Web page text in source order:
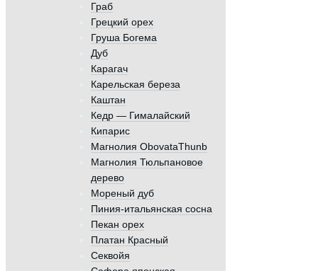
Граб
Грецкий орех
Груша Богема
Дуб
Карагач
Карельская береза
Каштан
Кедр — Гималайский
Кипарис
Магнолия ObovataThunb
Магнолия Тюльпановое
дерево
Мореный дуб
Пиния-итальянская сосна
Пекан орех
Платан Красный
Секвойя